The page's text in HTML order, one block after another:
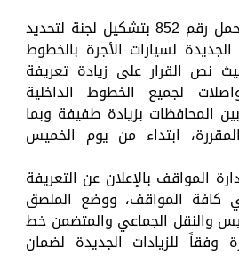
وأصدر المحافظ قرارا حمل رقم 852 بتشكيل لجنة لتحديد
لسيارات الأجرة بالخطوط
حيث نص القرار على زيادة تعريفة
لجميع الخطوط الداخلية
المحافظات بزيادة طفيفة وبما
ابتداء من يوم الخميس
المواقف بالإعلان عن التعريفة
كافة المواقف، ووضع الملصق
والنقل الجماعي والمتضمن خط
وفقاً للزيادات الجديدة لضمان